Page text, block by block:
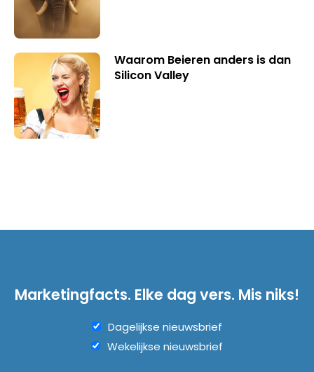
Waarom Beieren anders is dan
Silicon Valley
Marketingfacts. Elke dag vers. Mis niks!
Dagelijkse nieuwsbrief
Wekelijkse nieuwsbrief